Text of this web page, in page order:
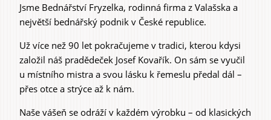
Jsme Bednářství Fryzelka, rodinná firma z Valašska a
největší bednářský podnik v České republice.
Už více než 90 let pokračujeme v tradici, kterou kdysi
založil náš pradědeček Josef Kovařík. On sám se vyučil
u místního mistra a svou lásku k řemeslu předal dál –
přes otce a strýce až k nám.
Naše vášeň se odráží v každém výrobku – od klasických